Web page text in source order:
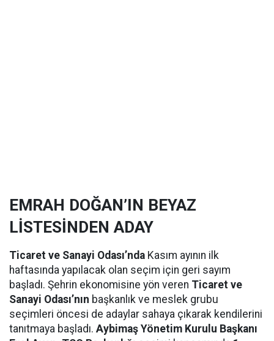
EMRAH DOĞAN’IN BEYAZ
LİSTESİNDEN ADAY
Ticaret ve Sanayi Odası’nda Kasım ayının ilk
haftasında yapılacak olan seçim için geri sayım
başladı. Şehrin ekonomisine yön veren Ticaret ve
Sanayi Odası’nın başkanlık ve meslek grubu
seçimleri öncesi de adaylar sahaya çıkarak kendilerini
tanıtmaya başladı. Aybimaş Yönetim Kurulu Başkanı